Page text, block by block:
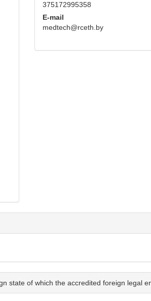
375172995358
E-mail
medtech@rceth.by
state of which the accredited foreign legal